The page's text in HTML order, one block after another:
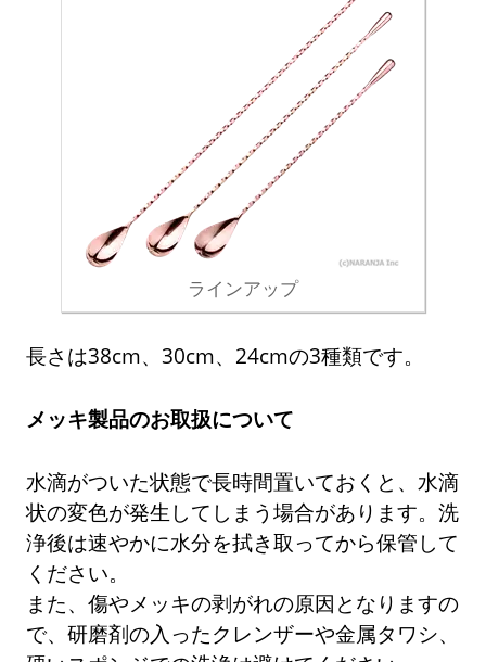
ラインアップ
長さは38cm、30cm、24cmの3種類です。
メッキ製品のお取扱について
水滴がついた状態で長時間置いておくと、水滴
状の変色が発生してしまう場合があります。洗
浄後は速やかに水分を拭き取ってから保管して
ください。
また、傷やメッキの剥がれの原因となりますの
で、研磨剤の入ったクレンザーや金属タワシ、